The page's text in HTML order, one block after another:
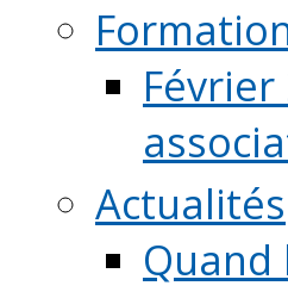
Actualités
Quand